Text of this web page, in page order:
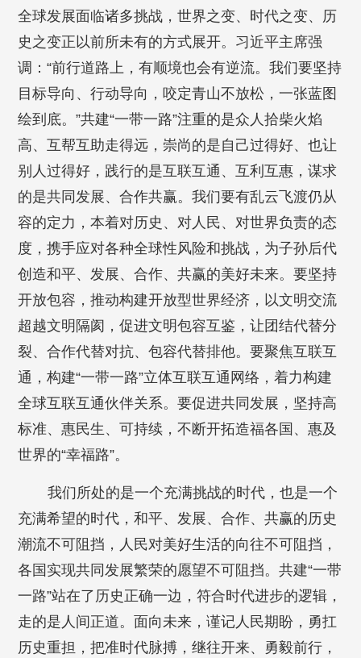
全球发展面临诸多挑战，世界之变、时代之变、历
史之变正以前所未有的方式展开。习近平主席强
调：“前行道路上，有顺境也会有逆流。我们要坚持
目标导向、行动导向，咬定青山不放松，一张蓝图
绘到底。”共建“一带一路”注重的是众人拾柴火焰
高、互帮互助走得远，崇尚的是自己过得好、也让
别人过得好，践行的是互联互通、互利互惠，谋求
的是共同发展、合作共赢。我们要有乱云飞渡仍从
容的定力，本着对历史、对人民、对世界负责的态
度，携手应对各种全球性风险和挑战，为子孙后代
创造和平、发展、合作、共赢的美好未来。要坚持
开放包容，推动构建开放型世界经济，以文明交流
超越文明隔阂，促进文明包容互鉴，让团结代替分
裂、合作代替对抗、包容代替排他。要聚焦互联互
通，构建“一带一路”立体互联互通网络，着力构建
全球互联互通伙伴关系。要促进共同发展，坚持高
标准、惠民生、可持续，不断开拓造福各国、惠及
世界的“幸福路”。
我们所处的是一个充满挑战的时代，也是一个
充满希望的时代，和平、发展、合作、共赢的历史
潮流不可阻挡，人民对美好生活的向往不可阻挡，
各国实现共同发展繁荣的愿望不可阻挡。共建“一带
一路”站在了历史正确一边，符合时代进步的逻辑，
走的是人间正道。面向未来，谨记人民期盼，勇扛
历史重担，把准时代脉搏，继往开来、勇毅前行，